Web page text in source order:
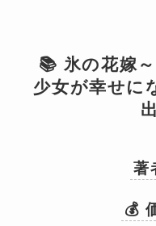
📚 氷の花嫁
少女が幸せに
著
💰